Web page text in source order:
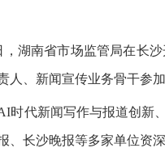
， 湖南省市场监管局在长
人、新闻宣传业务骨干参加
时代新闻写作与报道创新
、长沙晚报等多家单位资